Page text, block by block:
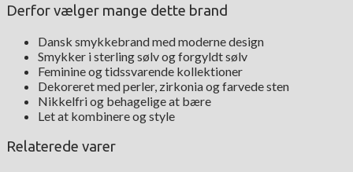
Derfor vælger mange dette brand
Dansk smykkebrand med moderne design
Smykker i sterling sølv og forgyldt sølv
Feminine og tidssvarende kollektioner
Dekoreret med perler, zirkonia og farvede sten
Nikkelfri og behagelige at bære
Let at kombinere og style
Relaterede varer